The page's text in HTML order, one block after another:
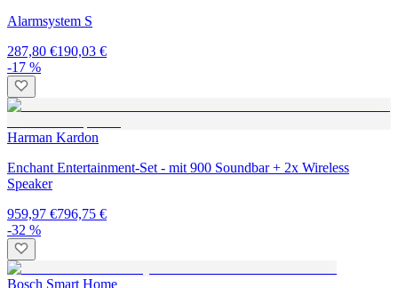
Alarmsystem S
287,80 €190,03 €
-17 %
Harman Kardon
Enchant Entertainment-Set - mit 900 Soundbar + 2x Wireless
Speaker
959,97 €796,75 €
-32 %
Bosch Smart Home